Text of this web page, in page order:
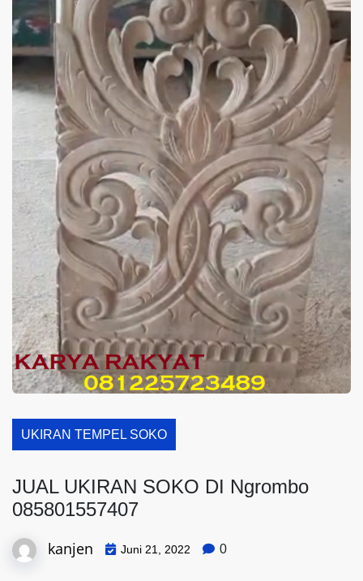
UKIRAN TEMPEL SOKO
JUAL UKIRAN SOKO DI Ngrombo
085801557407
kanjen Juni 21, 2022 0